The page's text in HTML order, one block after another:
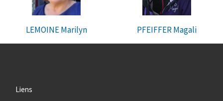
LEMOINE Marilyn PFEIFFER Magali
Liens